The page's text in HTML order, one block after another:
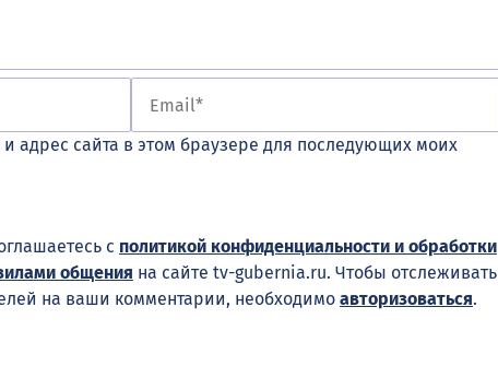
адрес сайта в этом браузере для последующих моих
с политикой конфиденциальности и обработки
общения на сайте tv-gubernia.ru. Чтобы отслеживать
на ваши комментарии, необходимо авторизоваться.